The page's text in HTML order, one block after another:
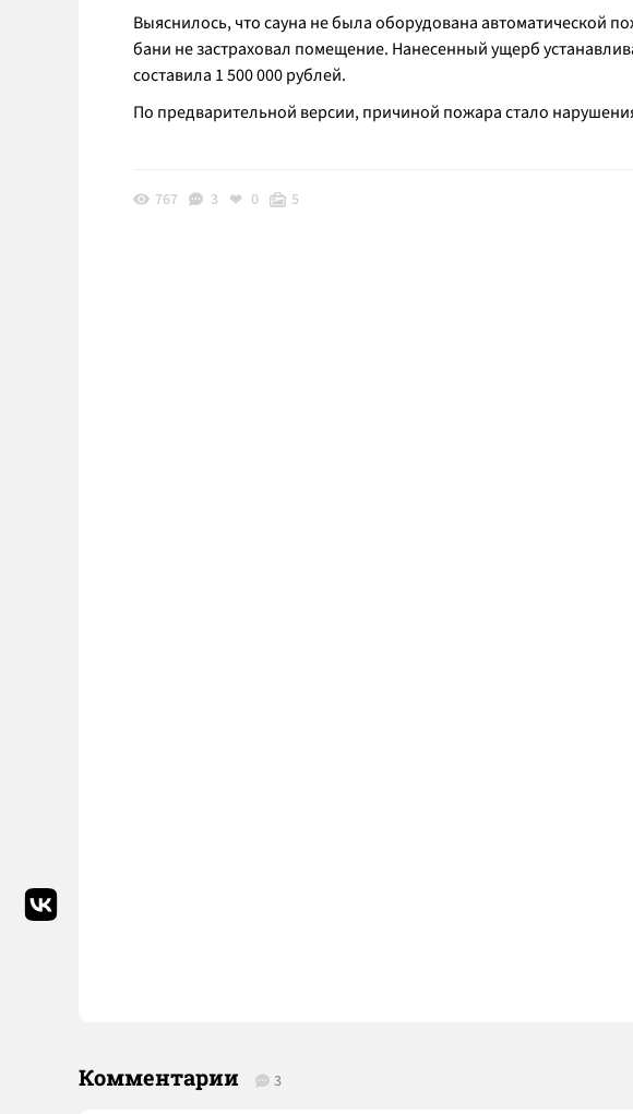
Выяснилось, что сауна не была оборудована автоматической
бани не застраховал помещение. Нанесенный ущерб
составила 1 500 000 рублей.
По предварительной версии, причиной пожара стало
767 3 0 5
Комментарии 3